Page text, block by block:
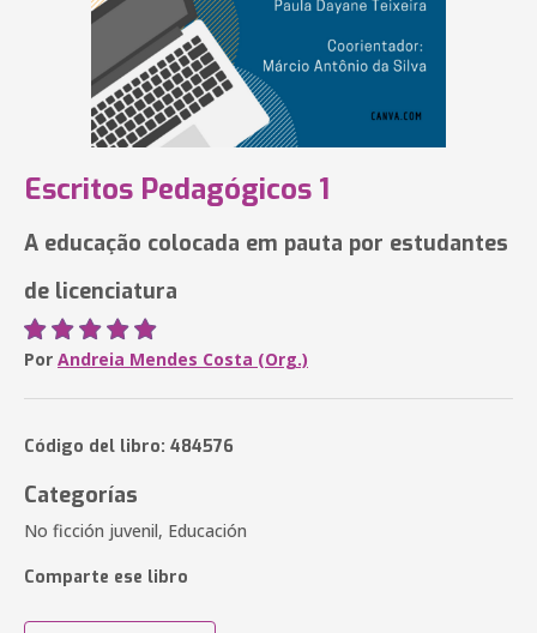
Escritos Pedagógicos 1
A educação colocada em pauta por estudantes
de licenciatura
Por Andreia Mendes Costa (Org.)
Código del libro: 484576
Categorías
No ficción juvenil, Educación
Comparte ese libro